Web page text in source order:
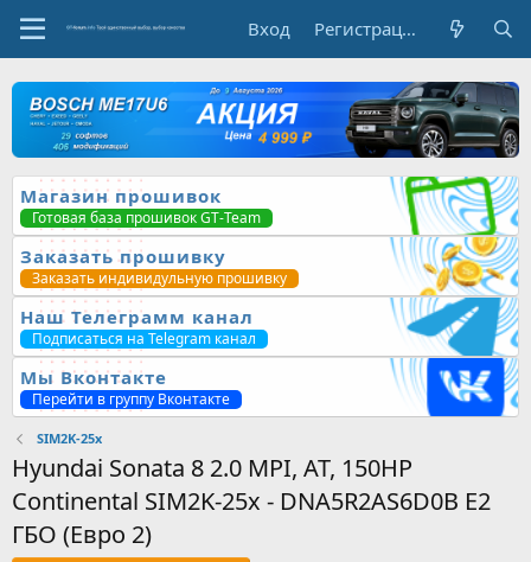
Вход Регистрация
Магазин прошивок
Готовая база прошивок GT-Team
Заказать прошивку
Заказать индивидульную прошивку
Наш Телеграмм канал
Подписаться на Telegram канал
Мы Вконтакте
Перейти в группу Вконтакте
SIM2K-25x
Hyundai Sonata 8 2.0 MPI, AT, 150HP
Continental SIM2K-25x - DNA5R2AS6D0B E2
ГБО (Евро 2)